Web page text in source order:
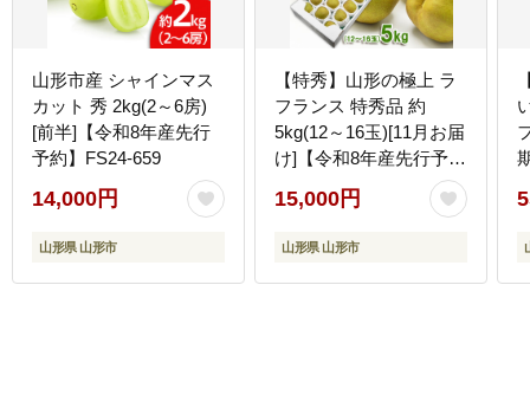
山形市産 シャインマス
カット 秀 2kg(2～6房)
[前半]【令和8年産先行
予約】FS24-659
14,000円
山形県 山形市
【特秀】山形の極上 ラ
フランス 特秀品 約
5kg(12～16玉)[11月お届
け]【令和8年産先行予
約】FS25-780
15,000円
山形県 山形市